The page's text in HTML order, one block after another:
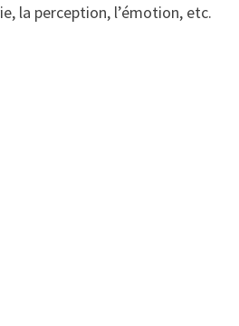
la perception, l’émotion, etc.